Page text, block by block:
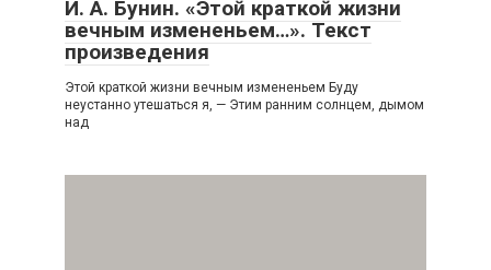
И. А. Бунин. «Этой краткой жизни
вечным измененьем…». Текст
произведения
Этой краткой жизни вечным измененьем Буду
неустанно утешаться я, — Этим ранним солнцем, дымом
над